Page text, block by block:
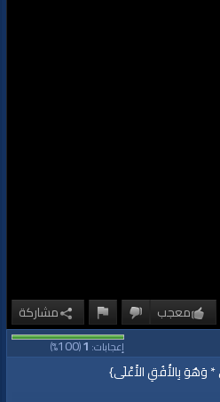
معجب مشاركة
إعجابات:1
(
100
%)
بِالأُفُقِ الأَعْلَى}